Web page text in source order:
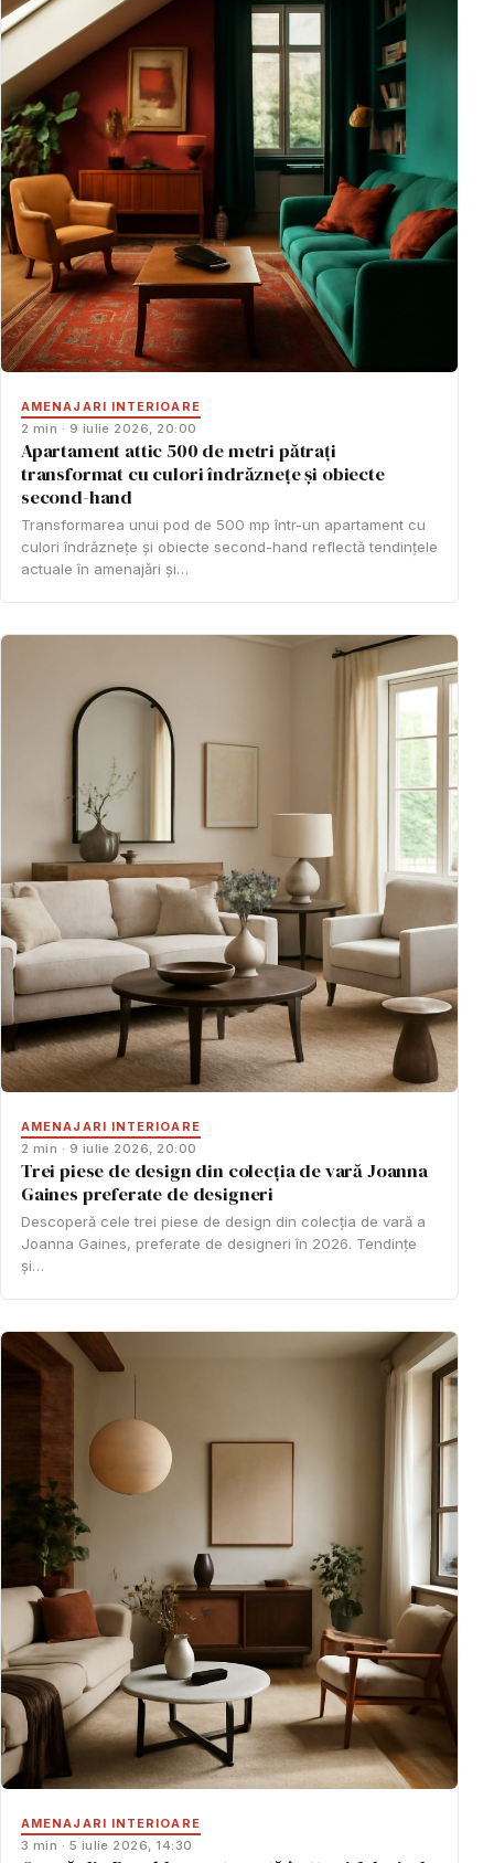
AMENAJARI INTERIOARE
2 min · 9 iulie 2026, 20:00
Apartament attic 500 de metri pătrați
transformat cu culori îndrăznețe și obiecte
second-hand
Transformarea unui pod de 500 mp într-un apartament cu
culori îndrăznețe și obiecte second-hand reflectă tendințele
actuale în amenajări și…
AMENAJARI INTERIOARE
2 min · 9 iulie 2026, 20:00
Trei piese de design din colecția de vară Joanna
Gaines preferate de designeri
Descoperă cele trei piese de design din colecția de vară a
Joanna Gaines, preferate de designeri în 2026. Tendințe
și…
AMENAJARI INTERIOARE
3 min · 5 iulie 2026, 14:30